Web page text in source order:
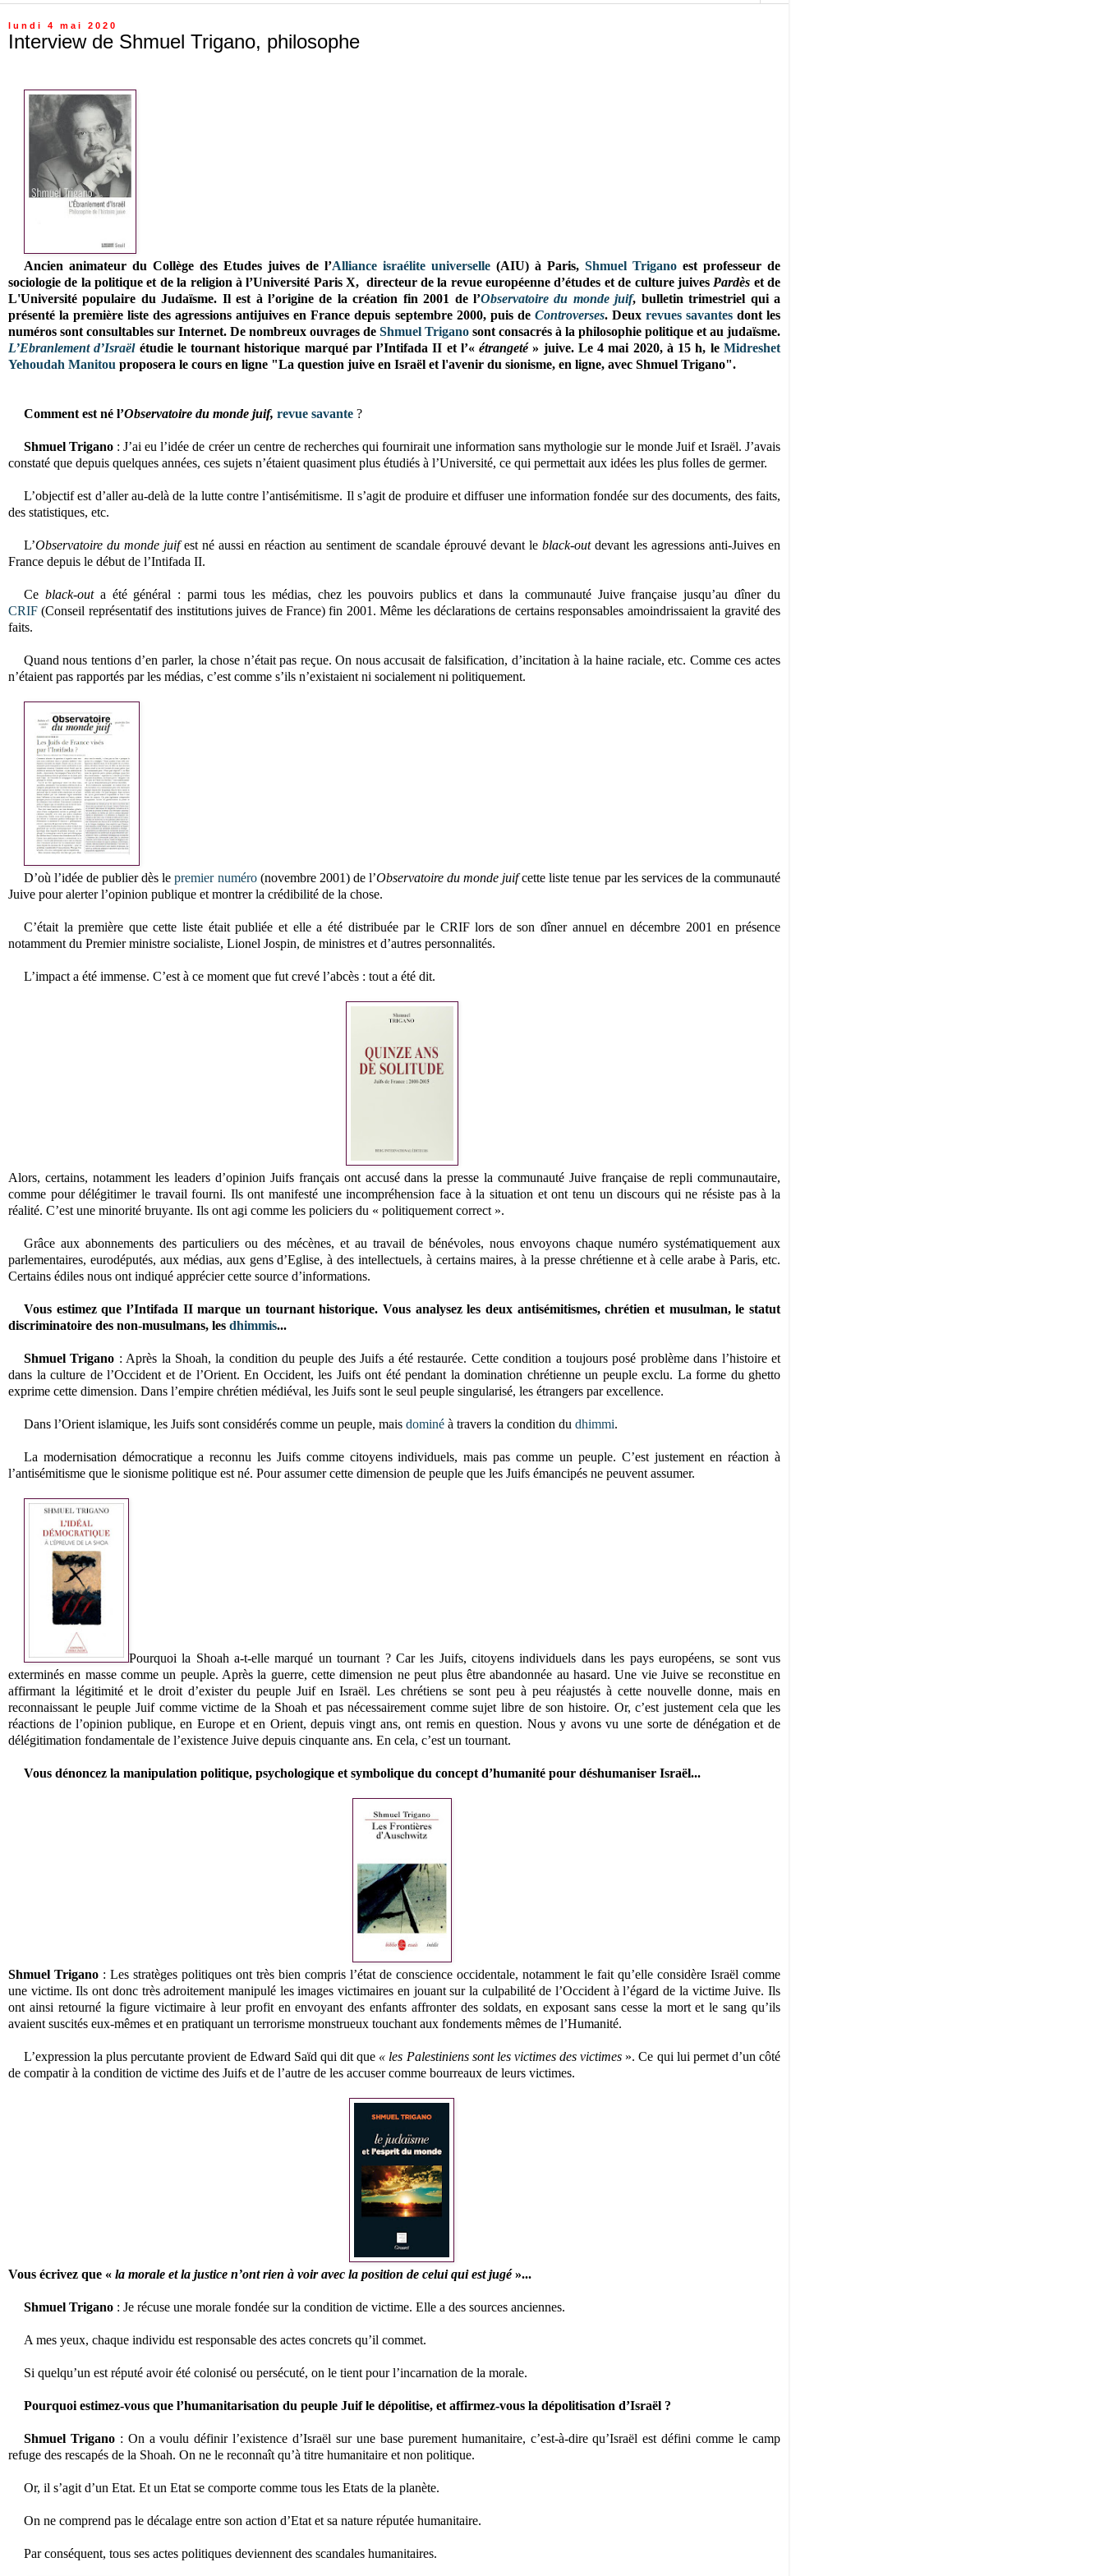
lundi 4 mai 2020
Interview de Shmuel Trigano, philosophe
Ancien animateur du Collège des Etudes juives de l’Alliance israélite universelle(AIU) à Paris, Shmuel Trigano est professeur de
sociologie de la politique et de la religion à l’Université Paris X, directeur de la revue européenne d’études et de culture juives Pardès et de
L'Université populaire du Judaïsme. Il est à l’origine de la création fin 2001 de l’Observatoire du monde juif, bulletin trimestriel qui a
présenté la première liste des agressions antijuives en France depuis septembre 2000, puis de Controverses. Deux revues savantesdont les
numéros sont consultables sur Internet. De nombreux ouvrages de Shmuel Trigano sont consacrés à la philosophie politique et au judaïsme.
L’Ebranlement d’Israëlétudie le tournant historique marqué par l’Intifada II et l’«étrangeté» juive. Le 4 mai 2020, à 15 h, leMidreshet
Yehoudah Manitou proposera le cours en ligne "La question juive en Israël et l'avenir du sionisme, en ligne, avec Shmuel Trigano".
Comment est né l’Observatoire du monde juif, revue savante?
Shmuel Trigano : J’ai eu l’idée de créer un centre de recherches qui fournirait une information sans mythologie sur le monde Juif et Israël. J’avais
constaté que depuis quelques années, ces sujets n’étaient quasiment plus étudiés à l’Université, ce qui permettait aux idées les plus folles de germer.
L’objectif est d’aller au-delà de la lutte contre l’antisémitisme. Il s’agit de produire et diffuser une information fondée sur des documents, des faits,
des statistiques, etc.
L’Observatoire du monde juifest né aussi en réaction au sentiment de scandale éprouvé devant le black-outdevant les agressions anti-Juives en
France depuis le début de l’Intifada II.
Ce black-outa été général : parmi tous les médias, chez les pouvoirs publics et dans la communauté Juive française jusqu’au dîner du
CRIF (Conseil représentatif des institutions juives de France) fin 2001. Même les déclarations de certains responsables amoindrissaient la gravité des
faits.
Quand nous tentions d’en parler, la chose n’était pas reçue. On nous accusait de falsification, d’incitation à la haine raciale, etc. Comme ces actes
n’étaient pas rapportés par les médias, c’est comme s’ils n’existaient ni socialement ni politiquement.
D’où l’idée de publier dès lepremier numéro(novembre 2001) de l’Observatoire du monde juifcette liste tenue par les services de la communauté
Juive pour alerter l’opinion publique et montrer la crédibilité de la chose.
C’était la première que cette liste était publiée et elle a été distribuée par le CRIF lors de son dîner annuel en décembre 2001 en présence
notamment du Premier ministre socialiste, Lionel Jospin, de ministres et d’autres personnalités.
L’impact a été immense. C’est à ce moment que fut crevé l’abcès : tout a été dit.
Alors, certains, notamment les leaders d’opinion Juifs français ont accusé dans la presse la communauté Juive française de repli communautaire,
comme pour délégitimer le travail fourni. Ils ont manifesté une incompréhension face à la situation et ont tenu un discours qui ne résiste pas à la
réalité. C’est une minorité bruyante. Ils ont agi comme les policiers du « politiquement correct ».
Grâce aux abonnements des particuliers ou des mécènes, et au travail de bénévoles, nous envoyons chaque numéro systématiquement aux
parlementaires, eurodéputés, aux médias, aux gens d’Eglise, à des intellectuels, à certains maires, à la presse chrétienne et à celle arabe à Paris, etc.
Certains édiles nous ont indiqué apprécier cette source d’informations.
Vous estimez que l’Intifada II marque un tournant historique. Vous analysez les deux antisémitismes, chrétien et musulman, le statut
discriminatoire des non-musulmans, les dhimmis...
Shmuel Trigano : Après la Shoah, la condition du peuple des Juifs a été restaurée. Cette condition a toujours posé problème dans l’histoire et
dans la culture de l’Occident et de l’Orient. En Occident, les Juifs ont été pendant la domination chrétienne un peuple exclu. La forme du ghetto
exprime cette dimension. Dans l’empire chrétien médiéval, les Juifs sont le seul peuple singularisé, les étrangers par excellence.
Dans l’Orient islamique, les Juifs sont considérés comme un peuple, mais dominéà travers la condition du dhimmi.
La modernisation démocratique a reconnu les Juifs comme citoyens individuels, mais pas comme un peuple. C’est justement en réaction à
l’antisémitisme que le sionisme politique est né. Pour assumer cette dimension de peuple que les Juifs émancipés ne peuvent assumer.
Pourquoi la Shoah a-t-elle marqué un tournant ? Car les Juifs, citoyens individuels dans les pays européens, se sont vus
exterminés en masse comme un peuple. Après la guerre, cette dimension ne peut plus être abandonnée au hasard. Une vie Juive se reconstitue en
affirmant la légitimité et le droit d’exister du peuple Juif en Israël. Les chrétiens se sont peu à peu réajustés à cette nouvelle donne, mais en
reconnaissant le peuple Juif comme victime de la Shoah et pas nécessairement comme sujet libre de son histoire. Or, c’est justement cela que les
réactions de l’opinion publique, en Europe et en Orient, depuis vingt ans, ont remis en question. Nous y avons vu une sorte de dénégation et de
délégitimation fondamentale de l’existence Juive depuis cinquante ans. En cela, c’est un tournant.
Vous dénoncez la manipulation politique, psychologique et symbolique du concept d’humanité pour déshumaniser Israël...
Shmuel Trigano : Les stratèges politiques ont très bien compris l’état de conscience occidentale, notamment le fait qu’elle considère Israël comme
une victime. Ils ont donc très adroitement manipulé les images victimaires en jouant sur la culpabilité de l’Occident à l’égard de la victime Juive. Ils
ont ainsi retourné la figure victimaire à leur profit en envoyant des enfants affronter des soldats, en exposant sans cesse la mort et le sang qu’ils
avaient suscités eux-mêmes et en pratiquant un terrorisme monstrueux touchant aux fondements mêmes de l’Humanité.
L’expression la plus percutante provient de Edward Saïd qui dit que « les Palestiniens sont les victimes des victimes ». Ce qui lui permet d’un côté
de compatir à la condition de victime des Juifs et de l’autre de les accuser comme bourreaux de leurs victimes.
Vous écrivez que « la morale et la justice n’ont rien à voir avec la position de celui qui est jugé»...
Shmuel Trigano: Je récuse une morale fondée sur la condition de victime. Elle a des sources anciennes.
A mes yeux, chaque individu est responsable des actes concrets qu’il commet.
Si quelqu’un est réputé avoir été colonisé ou persécuté, on le tient pour l’incarnation de la morale.
Pourquoi estimez-vous que l’humanitarisation du peuple Juif le dépolitise, et affirmez-vous la dépolitisation d’Israël ?
Shmuel Trigano: On a voulu définir l’existence d’Israël sur une base purement humanitaire, c’est-à-dire qu’Israël est défini comme le camp
refuge des rescapés de la Shoah. On ne le reconnaît qu’à titre humanitaire et non politique.
Or, il s’agit d’un Etat. Et un Etat se comporte comme tous les Etats de la planète.
On ne comprend pas le décalage entre son action d’Etat et sa nature réputée humanitaire.
Par conséquent, tous ses actes politiques deviennent des scandales humanitaires.